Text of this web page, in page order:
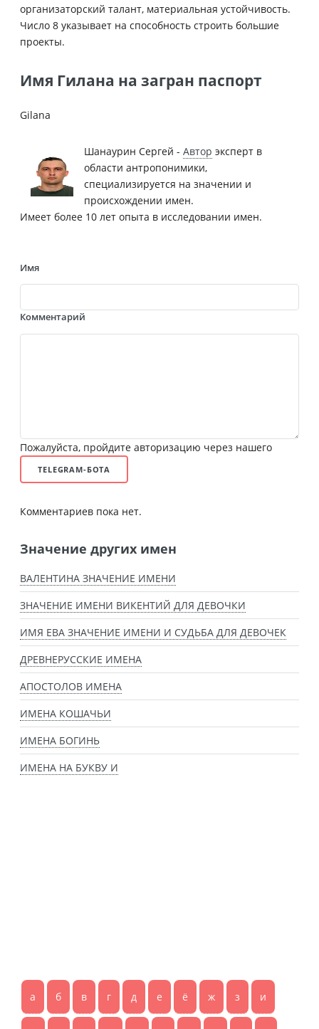
организаторский талант, материальная устойчивость.
Число 8 указывает на способность строить большие
проекты.
Имя Гилана на загран паспорт
Gilana
Шанаурин Сергей - Автор эксперт в
области антропонимики,
специализируется на значении и
происхождении имен.
Имеет более 10 лет опыта в исследовании имен.
Имя
Комментарий
Пожалуйста, пройдите авторизацию через нашего
TELEGRAM-БОТА
Комментариев пока нет.
Значение других имен
ВАЛЕНТИНА ЗНАЧЕНИЕ ИМЕНИ
ЗНАЧЕНИЕ ИМЕНИ ВИКЕНТИЙ ДЛЯ ДЕВОЧКИ
ИМЯ ЕВА ЗНАЧЕНИЕ ИМЕНИ И СУДЬБА ДЛЯ ДЕВОЧЕК
ДРЕВНЕРУССКИЕ ИМЕНА
АПОСТОЛОВ ИМЕНА
ИМЕНА КОШАЧЬИ
ИМЕНА БОГИНЬ
ИМЕНА НА БУКВУ И
а б в г д е ё ж з и